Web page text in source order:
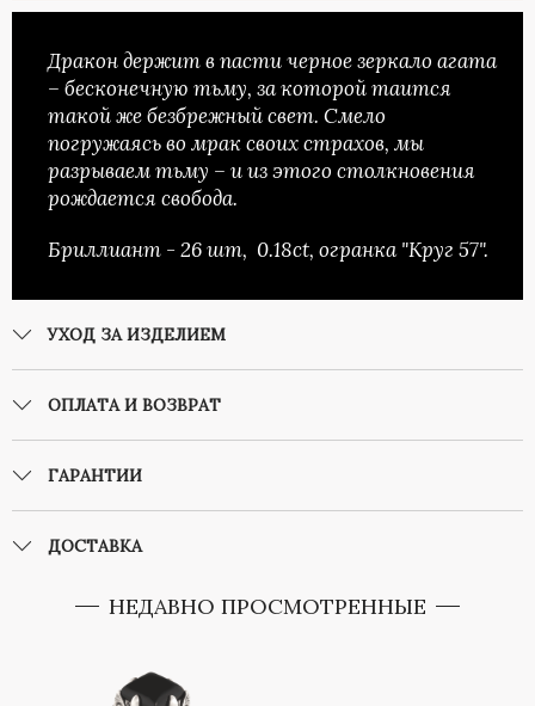
Дракон держит в пасти черное зеркало агата
– бесконечную тьму, за которой таится
такой же безбрежный свет. Смело
погружаясь во мрак своих страхов, мы
разрываем тьму – и из этого столкновения
рождается свобода.
Бриллиант - 26 шт, 0.18ct, огранка "Круг 57".
УХОД ЗА ИЗДЕЛИЕМ
ОПЛАТА И ВОЗВРАТ
ГАРАНТИИ
ДОСТАВКА
НЕДАВНО ПРОСМОТРЕННЫЕ